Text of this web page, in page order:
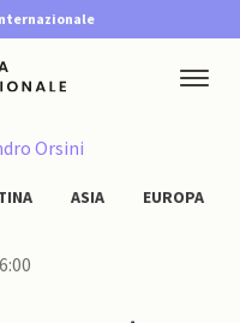
Orsini
ASIA EUROPA